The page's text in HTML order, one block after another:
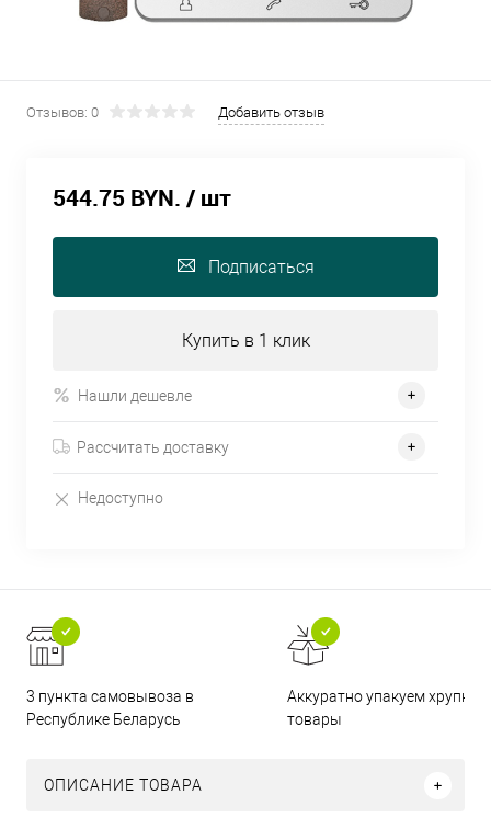
Отзывов: 0 Добавить отзыв
544.75 BYN. / шт
Подписаться
Купить в 1 клик
Нашли дешевле
Рассчитать доставку
Недоступно
3 пункта самовывоза в
Республике Беларусь
Аккуратно упакуем хрупкие
товары
ОПИСАНИЕ ТОВАРА